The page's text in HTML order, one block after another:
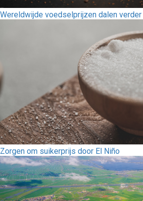
Wereldwijde voedselprijzen dalen verder
Zorgen om suikerprijs door El Niño